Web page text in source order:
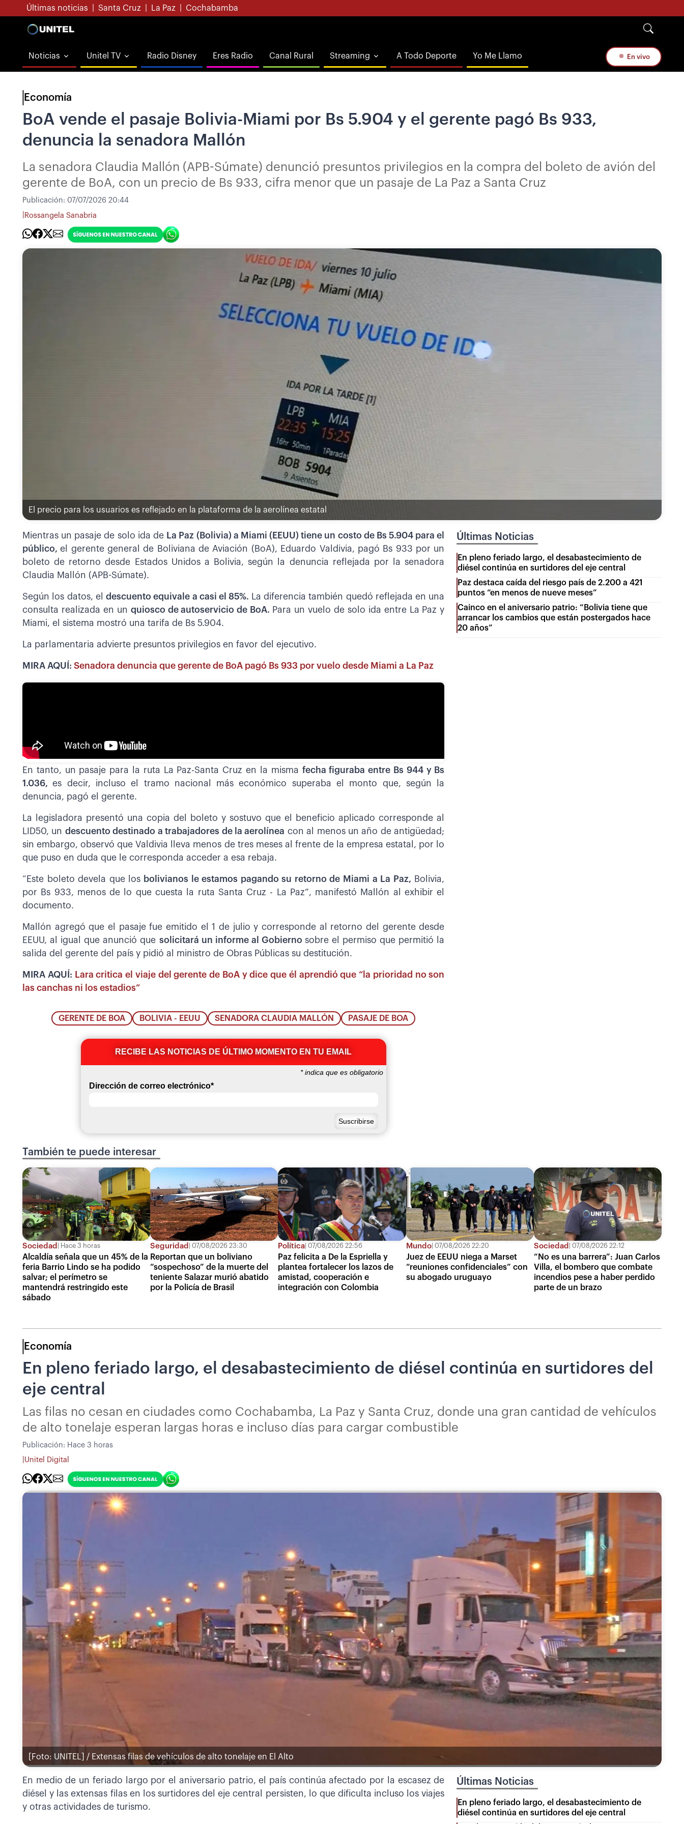
Últimas noticias Santa Cruz La Paz Cochabamba
Noticias Unitel TV Radio Disney Eres Radio Canal Rural Streaming A Todo Deporte Yo Me Llamo En vivo
Economía
BoA vende el pasaje Bolivia-Miami por Bs 5.904 y el gerente pagó Bs 933,
denuncia la senadora Mallón
La senadora Claudia Mallón (APB-Súmate) denunció presuntos privilegios en la compra del boleto de avión del
gerente de BoA, con un precio de Bs 933, cifra menor que un pasaje de La Paz a Santa Cruz
Publicación: 07/07/2026 20:44
Rossangela Sanabria
El precio para los usuarios es reflejado en la plataforma de la aerolínea estatal
Mientras un pasaje de solo ida de La Paz (Bolivia) a Miami (EEUU) tiene un costo de Bs 5.904 para el
público,el gerente general de Boliviana de Aviación (BoA), Eduardo Valdivia, pagó Bs 933 por un
boleto de retorno desde Estados Unidos a Bolivia, según la denuncia reflejada por la senadora
Claudia Mallón (APB-Súmate).
Según los datos, eldescuento equivale a casi el 85%. La diferencia también quedó reflejada en una
consulta realizada en un quiosco de autoservicio de BoA. Para un vuelo de solo ida entre La Paz y
Miami, el sistema mostró una tarifa de Bs 5.904.
La parlamentaria advierte presuntos privilegios en favor del ejecutivo.
MIRA AQUÍ: Senadora denuncia que gerente de BoA pagó Bs 933 por vuelo desde Miami a La Paz
En tanto, un pasaje para la ruta La Paz-Santa Cruz en la misma fecha figuraba entre Bs 944 y Bs
1.036,es decir, incluso el tramo nacional más económico superaba el monto que, según la
denuncia, pagó el gerente.
La legisladora presentó una copia del boleto y sostuvo que el beneficio aplicado corresponde al
LID50, un descuento destinado a trabajadores de la aerolínea con al menos un año de antigüedad;
sin embargo, observó que Valdivia lleva menos de tres meses al frente de la empresa estatal, por lo
que puso en duda que le corresponda acceder a esa rebaja.
“Este boleto devela que los bolivianos le estamos pagando su retorno de Miami a La Paz, Bolivia,
por Bs 933, menos de lo que cuesta la ruta Santa Cruz - La Paz”, manifestó Mallón al exhibir el
documento.
Mallón agregó que el pasaje fue emitido el 1 de julio y corresponde al retorno del gerente desde
EEUU, al igual que anunció que solicitará un informe al Gobierno sobre el permiso que permitió la
salida del gerente del país y pidió al ministro de Obras Públicas su destitución.
MIRA AQUÍ: Lara critica el viaje del gerente de BoA y dice que él aprendió que “la prioridad no son
las canchas ni los estadios”
GERENTE DE BOA BOLIVIA - EEUU SENADORA CLAUDIA MALLÓN PASAJE DE BOA
RECIBE LAS NOTICIAS DE ÚLTIMO MOMENTO EN TU EMAIL
*indica que es obligatorio
Dirección de correo electrónico*
Últimas Noticias
En pleno feriado largo, el desabastecimiento de
diésel continúa en surtidores del eje central
Paz destaca caída del riesgo país de 2.200 a 421
puntos “en menos de nueve meses”
Cainco en el aniversario patrio: “Bolivia tiene que
arrancar los cambios que están postergados hace
20 años”
También te puede interesar
Sociedad Hace 3 horas
Alcaldía señala que un 45% de la
feria Barrio Lindo se ha podido
salvar; el perímetro se
mantendrá restringido este
sábado
Seguridad 07/08/2026 23:30
Reportan que un boliviano
“sospechoso” de la muerte del
teniente Salazar murió abatido
por la Policía de Brasil
Política 07/08/2026 22:56
Paz felicita a De la Espriella y
plantea fortalecer los lazos de
amistad, cooperación e
integración con Colombia
Mundo 07/08/2026 22:20
Juez de EEUU niega a Marset
“reuniones confidenciales” con
su abogado uruguayo
Sociedad 07/08/2026 22:12
“No es una barrera”: Juan Carlos
Villa, el bombero que combate
incendios pese a haber perdido
parte de un brazo
Economía
En pleno feriado largo, el desabastecimiento de diésel continúa en surtidores del
eje central
Las filas no cesan en ciudades como Cochabamba, La Paz y Santa Cruz, donde una gran cantidad de vehículos
de alto tonelaje esperan largas horas e incluso días para cargar combustible
Publicación: Hace 3 horas
Unitel Digital
[Foto: UNITEL] / Extensas filas de vehículos de alto tonelaje en El Alto
En medio de un feriado largo por el aniversario patrio, el país continúa afectado por la escasez de
diésel y las extensas filas en los surtidores del eje central persisten, lo que dificulta incluso los viajes
y otras actividades de turismo.
Últimas Noticias
En pleno feriado largo, el desabastecimiento de
diésel continúa en surtidores del eje central